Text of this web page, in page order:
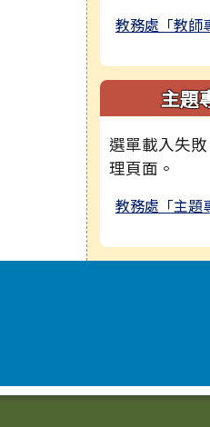
教務處「教師
主題
選單載入失
理頁面。
教務處「主題